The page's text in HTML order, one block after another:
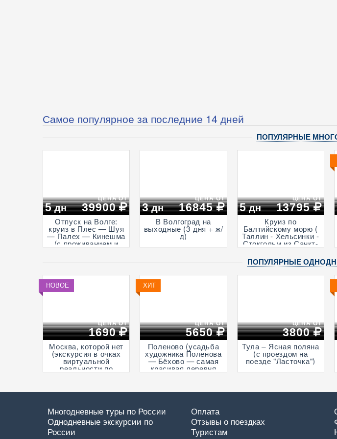
Самое популярное за последние 14 дней
ПОПУЛЯРНЫЕ
5дн
ЦЕНА ОТ
39900
Отпуск на Волге:
круиз в Плес — Шуя
— Палех — Кинешма
(с проживанием и
отдыхом в Спа-отеле
3дн
ЦЕНА ОТ
16845
В Волгоград на
выходные (3 дня + ж/
д)
5дн
ЦЕНА ОТ
13795
Круиз по
Балтийскому морю (
Таллин - Хельсинки -
Стокгольм из Санкт-
Петербурга, 5 дня +
ж/д)
ПОПУЛЯРНЫЕ
НОВОЕ
ЦЕНА ОТ
1690
Москва, которой нет
(экскурсия в очках
виртуальной
реальности по
средневековой
пешеходная)
ХИТ
ЦЕНА ОТ
5650
Поленово (усадьба
художника Поленова
— Бёхово — самая
красивая деревня
России —
в Подмоклово, с
ЦЕНА ОТ
3800
Тула – Ясная поляна
(с проездом на
поезде "Ласточка")
Многодневные туры по России
Однодневные экскурсии по
России
Оплата
Отзывы о поездках
Туристам